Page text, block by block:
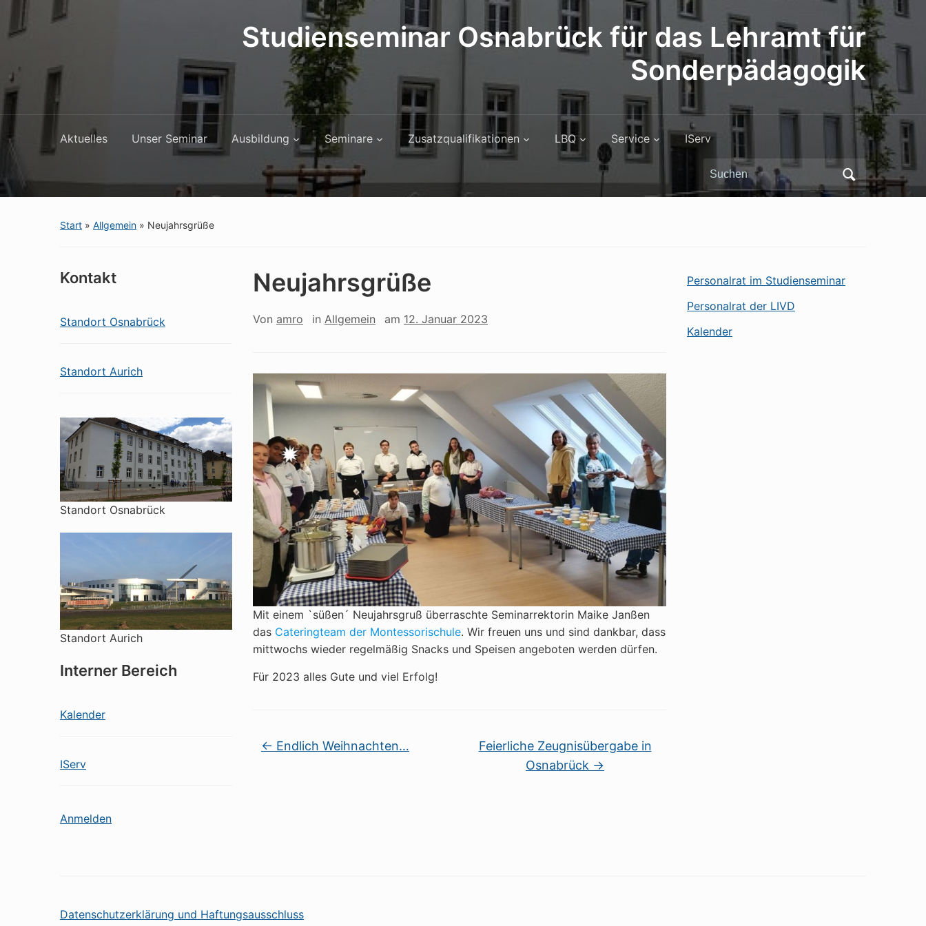
Studienseminar Osnabrück für das Lehramt für
Sonderpädagogik
Aktuelles Unser Seminar Ausbildung Seminare Zusatzqualifikationen LBQ Service IServ
Search
for:
Start » Allgemein » Neujahrsgrüße
Kontakt
Standort Osnabrück
Standort Aurich
Standort Osnabrück
Standort Aurich
Interner Bereich
Kalender
IServ
Anmelden
Neujahrsgrüße
Von amro in Allgemein am 12. Januar 2023
Mit einem `süßen´ Neujahrsgruß überraschte Seminarrektorin Maike Janßen
das Cateringteam der Montessorischule. Wir freuen uns und sind dankbar, dass
mittwochs wieder regelmäßig Snacks und Speisen angeboten werden dürfen.
Für 2023 alles Gute und viel Erfolg!
← Endlich Weihnachten…
Feierliche Zeugnisübergabe in
Osnabrück →
Personalrat im Studienseminar
Personalrat der LIVD
Kalender
Datenschutzerklärung und Haftungsausschluss